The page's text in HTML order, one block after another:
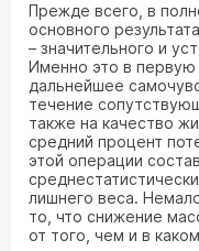
Прежде всего, в
основного
– значительного и
Именно это в
дальнейшее
течение
также на качество
средний процент
этой операции
лишнего веса.
то, что снижение
от того, чем и в